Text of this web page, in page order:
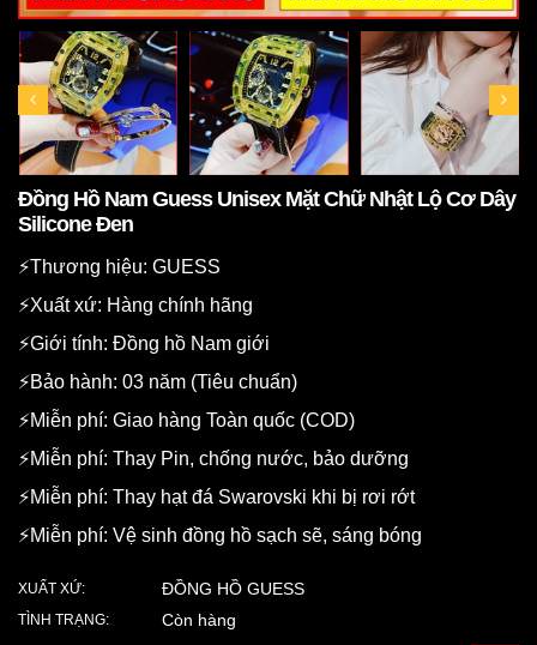
Đồng Hồ Nam Guess Unisex Mặt Chữ Nhật Lộ Cơ Dây
Silicone Đen
⚡️Thương hiệu: GUESS
⚡️Xuất xứ: Hàng chính hãng
⚡️Giới tính: Đồng hồ Nam giới
⚡️Bảo hành: 03 năm (Tiêu chuẩn)
⚡️Miễn phí: Giao hàng Toàn quốc (COD)
⚡️Miễn phí: Thay Pin, chống nước, bảo dưỡng
⚡️Miễn phí: Thay hạt đá Swarovski khi bị rơi rớt
⚡️Miễn phí: Vệ sinh đồng hồ sạch sẽ, sáng bóng
XUẤT XỨ: ĐỒNG HỒ GUESS
TÌNH TRẠNG: Còn hàng